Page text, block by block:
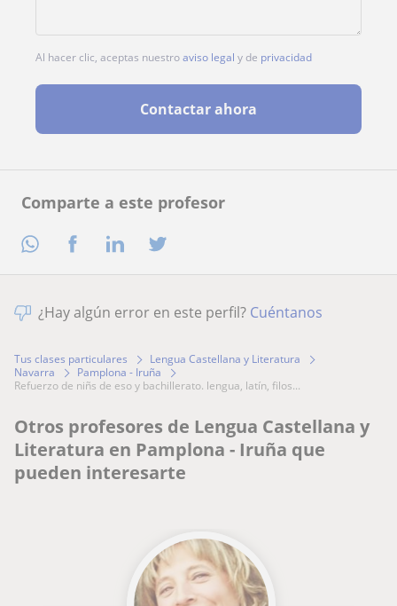
Comparte a este profesor
Al hacer clic, aceptas nuestroaviso legal y de privacidad
Contactar ahora
¿Hay algún error en este perfil? Cuéntanos
Tus clases particulares
Lengua Castellana y Literatura
Navarra
Pamplona - Iruña
refuerzo de niñs de eso y bachillerato. lengua, latín, filos...
Otros profesores de Lengua Castellana y
Literatura en Pamplona - Iruña que
pueden interesarte